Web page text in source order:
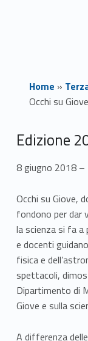
Home »
Occhi su Giove
O
c
c
h
i
s
u
G
Edizione
8 giugno 2018
Occhi su Giove,
fondono per dar
la scienza si fa
e docenti
fisica e
spettacoli,
Dipartimento di
Giove e sulla
A differenza